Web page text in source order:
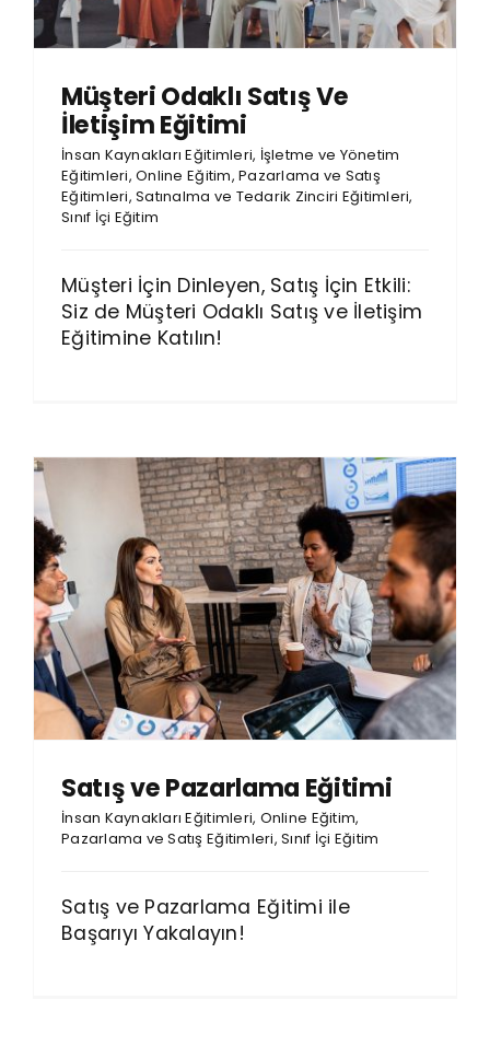
Müşteri Odaklı Satış Ve
İletişim Eğitimi
İnsan Kaynakları Eğitimleri, İşletme ve Yönetim
Eğitimleri,Online Eğitim,Pazarlama ve Satış
Eğitimleri,Satınalma ve Tedarik Zinciri Eğitimleri,
Sınıf İçi Eğitim
Müşteri İçin Dinleyen, Satış İçin Etkili:
Siz de Müşteri Odaklı Satış ve İletişim
Eğitimine Katılın!
Satış ve Pazarlama Eğitimi
İnsan Kaynakları Eğitimleri, Online Eğitim,
Pazarlama ve Satış Eğitimleri,Sınıf İçi Eğitim
Satış ve Pazarlama Eğitimi ile
Başarıyı Yakalayın!